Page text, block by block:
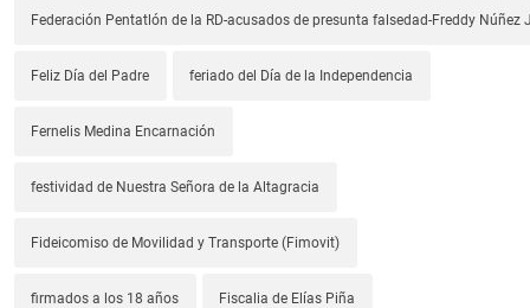
Federación Pentatlón de la RD-acusados de presunta falsedad-Freddy Núñez
Feliz Día del Padre feriado del Día de la Independencia
Fernelis Medina Encarnación
festividad de Nuestra Señora de la Altagracia
Fideicomiso de Movilidad y Transporte (Fimovit)
firmados a los 18 años Fiscalia de Elías Piña